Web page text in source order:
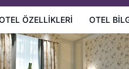
ÖZELLIKLERI OTEL